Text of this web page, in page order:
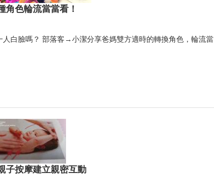
角色輪流當當看！
白臉嗎？ 部落客→小潔分享爸媽雙方適時的轉換角色，輪流當
子按摩建立親密互動